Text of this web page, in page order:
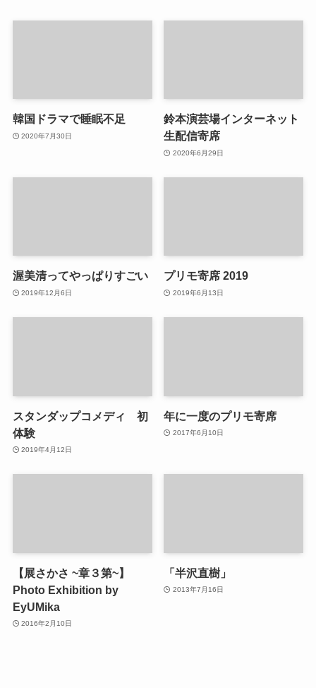
韓国ドラマで睡眠不足
2020年7月30日
鈴本演芸場インターネット
生配信寄席
2020年6月29日
渥美清ってやっぱりすごい
2019年12月6日
プリモ寄席 2019
2019年6月13日
スタンダップコメディ 初
体験
2019年4月12日
年に一度のプリモ寄席
2017年6月10日
【展さかさ ~章３第~】
Photo Exhibition by
EyUMika
2016年2月10日
「半沢直樹」
2013年7月16日